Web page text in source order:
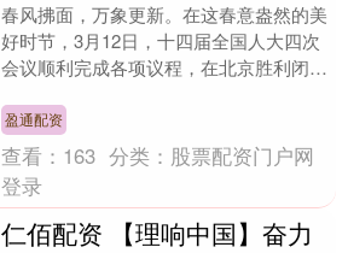
春风拂面，万象更新。在这春意盎然的美
好时节，3月12日，十四届全国人大四次
会议顺利完成各项议程，在北京胜利闭
的敬意，对大会的....
盈通配资
查看： 163 分类： 股票配资门户网
登录
仁佰配资 【理响中国】奋力